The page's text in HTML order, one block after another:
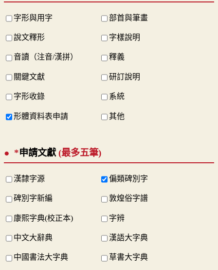
字形與用字 部首與筆畫
說文釋形 字樣說明
音讀（注音/漢拼） 釋義
關鍵文獻 研訂說明
字形收錄 系統
形體資料表申請 其他
*申請文獻(最多五筆)
漢隸字源 偏類碑別字
碑別字新編 敦煌俗字譜
康熙字典(校正本) 字辨
中文大辭典 漢語大字典
中國書法大字典 草書大字典